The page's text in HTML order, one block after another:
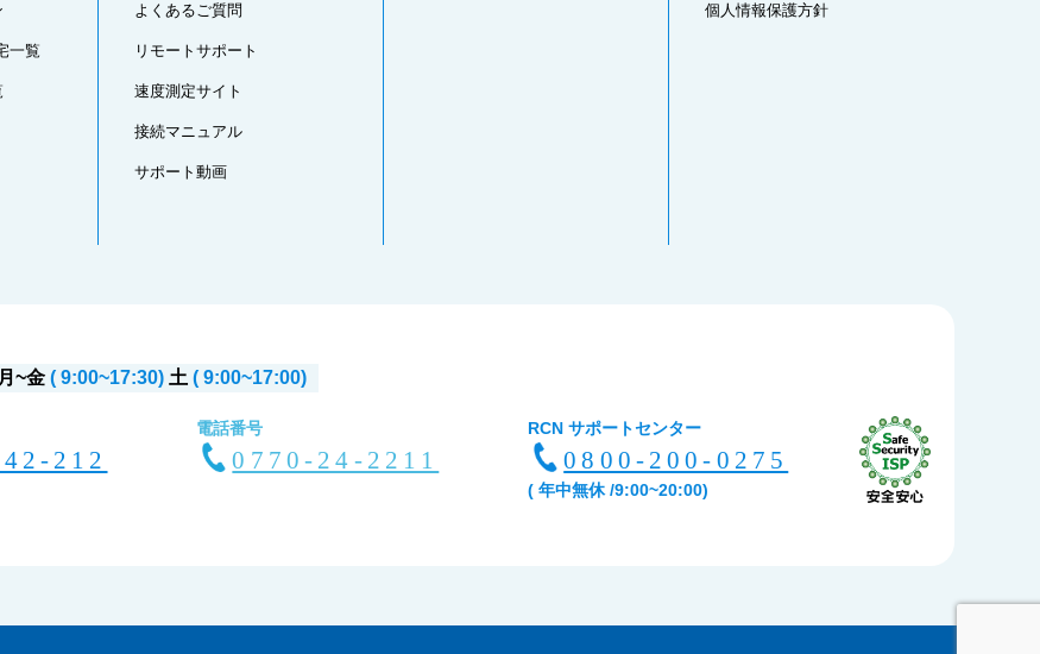
一覧
よくあるご質問
リモートサポート
速度測定サイト
接続マニュアル
サポート動画
個人情報保護方針
月~金 ( 9:00~17:30) 土 ( 9:00~17:00)
212
電話番号
0770-24-2211
RCN サポートセンター
0800-200-0275
( 年中無休 /9:00~20:00)